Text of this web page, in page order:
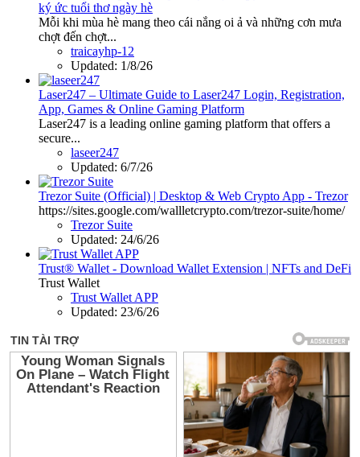
ký ức tuổi thơ ngày hè
Mỗi khi mùa hè mang theo cái nắng oi ả và những cơn mưa
chợt đến chợt...
traicayhp-12
Updated: 1/8/26
Laser247 – Ultimate Guide to Laser247 Login, Registration,
App, Games & Online Gaming Platform
Laser247 is a leading online gaming platform that offers a
secure...
laseer247
Updated: 6/7/26
Trezor Suite (Official) | Desktop & Web Crypto App - Trezor
https://sites.google.com/wallletcrypto.com/trezor-suite/home/
Trezor Suite
Updated: 24/6/26
Trust® Wallet - Download Wallet Extension | NFTs and DeFi
Trust Wallet
Trust Wallet APP
Updated: 23/6/26